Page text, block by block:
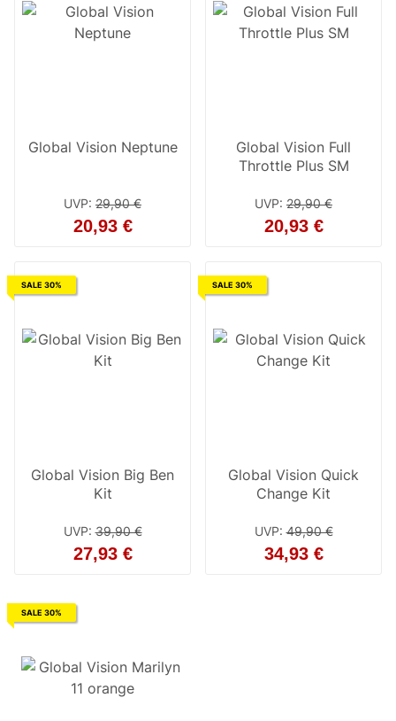
Global Vision Neptune
UVP: 29,90 €
20,93 €
Global Vision Full
Throttle Plus SM
UVP: 29,90 €
20,93 €
SALE 30%
Global Vision Big Ben
Kit
UVP:39,90 €
27,93 €
SALE 30%
Global Vision Quick
Change Kit
UVP:49,90 €
34,93 €
SALE 30%